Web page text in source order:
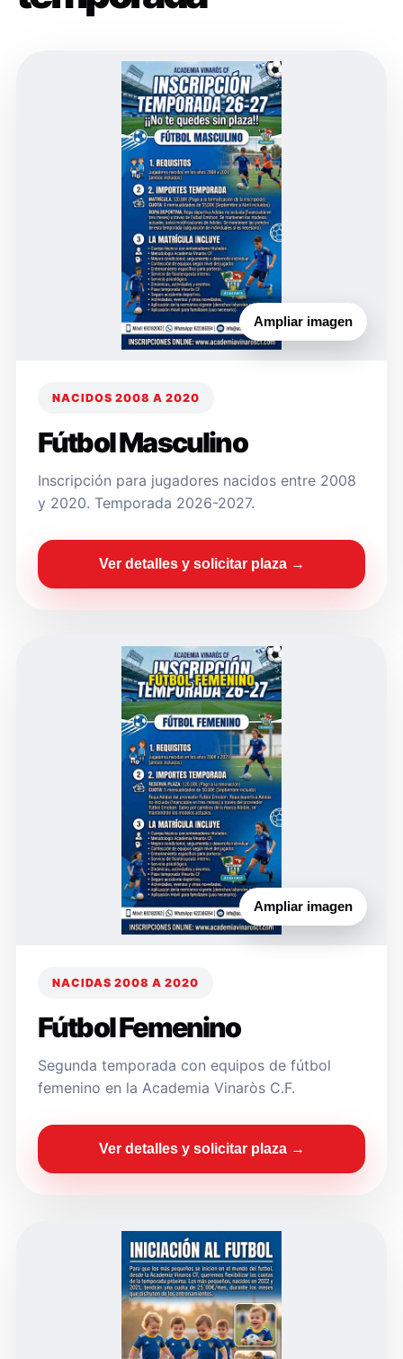
Ampliar imagen
NACIDOS 2008 A 2020
Fútbol Masculino
Inscripción para jugadores nacidos entre 2008
y 2020. Temporada 2026-2027.
Ver detalles y solicitar plaza →
Ampliar imagen
NACIDAS 2008 A 2020
Fútbol Femenino
Segunda temporada con equipos de fútbol
femenino en la Academia Vinaròs C.F.
Ver detalles y solicitar plaza →